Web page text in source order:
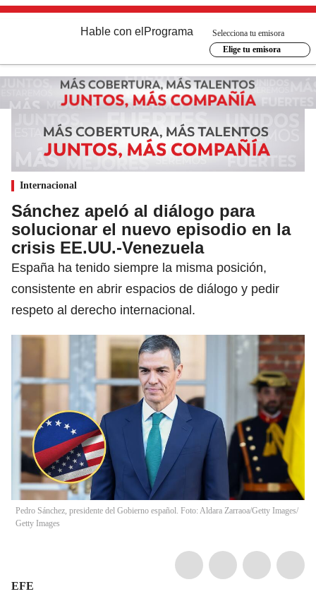
Hable con el Programa
Selecciona tu emisora
Elige tu emisora
Internacional
Sánchez apeló al diálogo para
solucionar el nuevo episodio en la
crisis EE.UU.-Venezuela
España ha tenido siempre la misma posición,
consistente en abrir espacios de diálogo y pedir
respeto al derecho internacional.
Pedro Sánchez, presidente del Gobierno español. Foto: Aldara Zarraoa/Getty Images/
Getty Images
EFE